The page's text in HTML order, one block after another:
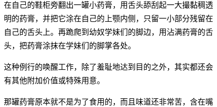
在自己的鞋柜旁翻出一罐小药膏，用舌头舔刮起一大撮黏稠透
明的药膏，并把它涂在自己的上颚内侧，只留一小部分残留在
自己的舌头上。再跪爬到幼奴学妹们的脚边，用沾满药膏的舌
头，把药膏涂抹在学妹们的脚掌各处。
这种例行的唤醒工作，除了羞耻地达到目的之外，其实都还会
有其他附加价值或特殊用意。
那罐药膏原本就不是为了食用的，而且味道还非常苦，含在嘴